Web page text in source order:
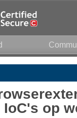
op